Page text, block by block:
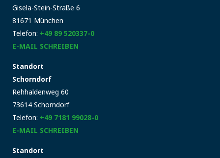
Gisela-Stein-Straße 6
81671 München
Telefon: +49 89 520337-0
E-MAIL SCHREIBEN
Standort
Schorndorf
Rehhaldenweg 60
73614 Schorndorf
Telefon: +49 7181 99028-0
E-MAIL SCHREIBEN
Standort